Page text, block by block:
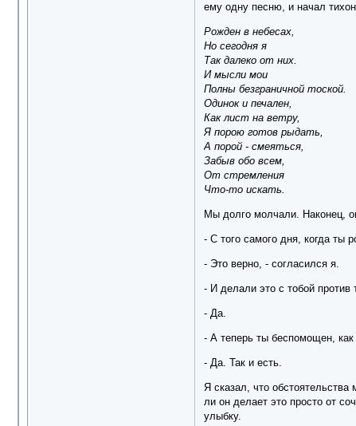
ему одну песню, и начал
Рожден в небесах,
Но сегодня я
Так далеко от них.
И мысли мои
Полны безграничной тоской.
Одинок и печален,
Как лист на ветру,
Я порою готов рыдать,
А порой - смеяться,
Забыв обо всем,
От стремления
Что-то искать.
Мы долго молчали. Наконец,
- С того самого дня, когда ты
- Это верно, - согласился я.
- И делали это с тобой против
- Да.
- А теперь ты беспомощен, как
- Да. Так и есть.
Я сказал, что
ли он делает это просто от
улыбку.